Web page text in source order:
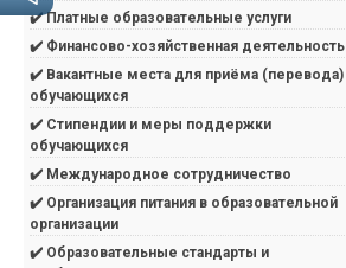
✔️ Платные образовательные услуги
✔️ Финансово-хозяйственная деятельность
✔️ Вакантные места для приёма (перевода)
обучающихся
✔️ Стипендии и меры поддержки
обучающихся
✔️ Международное сотрудничество
✔️ Организация питания в образовательной
организации
✔️ Образовательные стандарты и